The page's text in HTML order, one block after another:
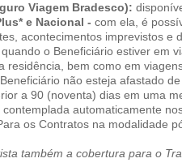
Viagem Bradesco):
e Nacional - com ela, é
acontecimentos imprevistos e
o Beneficiário estiver em
residência, bem como em
não esteja afastado
a 90 (noventa) dias em uma
automaticamente
os Contratos na modalidade
também a cobertura para o